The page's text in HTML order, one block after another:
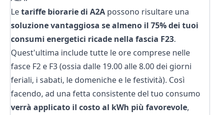
Letariffe biorarie di A2A possono risultare una
soluzione vantaggiosa se almeno il 75% dei tuoi
consumi energetici ricade nella fascia F23.
Quest'ultima include tutte le ore comprese nelle
fasce F2 e F3 (ossia dalle 19.00 alle 8.00 dei giorni
feriali, i sabati, le domeniche e le festività). Così
facendo, ad una fetta consistente del tuo consumo
verrà applicato il costo al kWh più favorevole,